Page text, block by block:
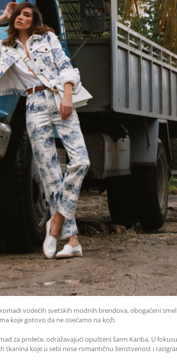
vodećih svetskih modnih brendova, obogaćeni
koje gotovo da ne osećamo na koži.
za proleće, odražavajući opušteni šarm Kariba. U
tkanina koje u sebi nose romantičnu ženstvenost i